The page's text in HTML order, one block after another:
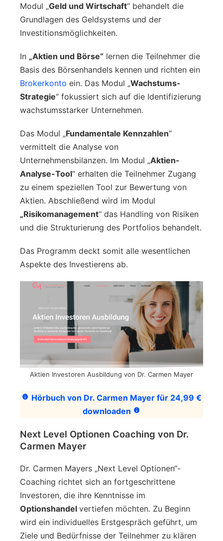
Modul „Geld und Wirtschaft“ behandelt die
Grundlagen des Geldsystems und der
Investitionsmöglichkeiten.
In „Aktien und Börse“ lernen die Teilnehmer die
Basis des Börsenhandels kennen und richten ein
Brokerkonto ein. Das Modul „Wachstums-
Strategie“ fokussiert sich auf die Identifizierung
wachstumsstarker Unternehmen.
Das Modul „Fundamentale Kennzahlen“
vermittelt die Analyse von
Unternehmensbilanzen. Im Modul „Aktien-
Analyse-Tool“ erhalten die Teilnehmer Zugang
zu einem speziellen Tool zur Bewertung von
Aktien. Abschließend wird im Modul
„Risikomanagement“ das Handling von Risiken
und die Strukturierung des Portfolios behandelt.
Das Programm deckt somit alle wesentlichen
Aspekte des Investierens ab.
Aktien Investoren Ausbildung von Dr. Carmen Mayer
Hörbuch von Dr. Carmen Mayer für 24,99 €
downloaden
Next Level Optionen Coaching von Dr.
Carmen Mayer
Dr. Carmen Mayers „Next Level Optionen“-
Coaching richtet sich an fortgeschrittene
Investoren, die ihre Kenntnisse im
Optionshandel vertiefen möchten. Zu Beginn
wird ein individuelles Erstgespräch geführt, um
Ziele und Bedürfnisse der Teilnehmer zu klären